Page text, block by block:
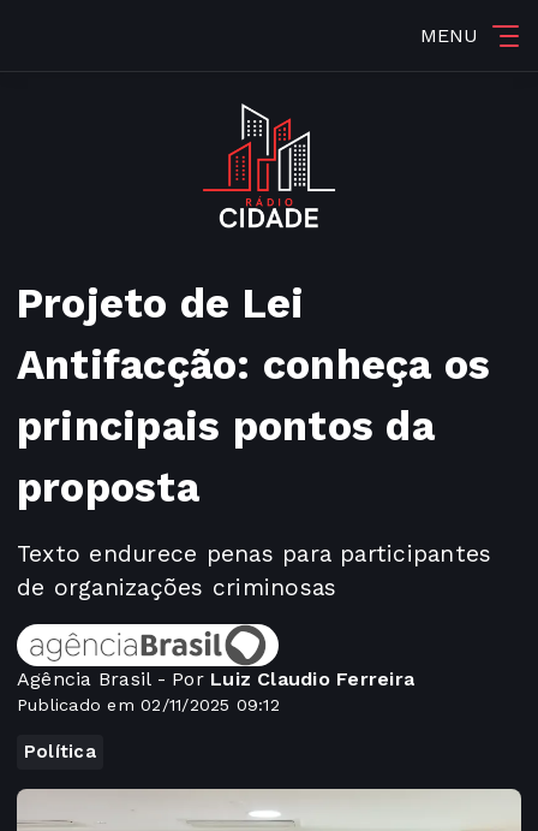
MENU
Projeto de Lei
Antifacção: conheça os
principais pontos da
proposta
Texto endurece penas para participantes
de organizações criminosas
Agência Brasil - Por Luiz Claudio Ferreira
Publicado em 02/11/2025 09:12
Política